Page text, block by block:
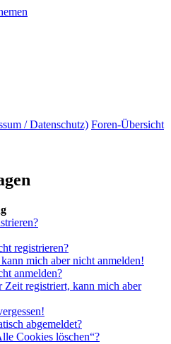
/ Datenschutz) Foren-Übersicht
registrieren?
mich aber nicht anmelden!
anmelden?
registriert, kann mich aber
abgemeldet?
Cookies löschen“?